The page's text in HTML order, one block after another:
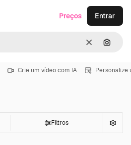
Limpar
Preços Entrar
Crie um vídeo com IA Personalize
Filtros